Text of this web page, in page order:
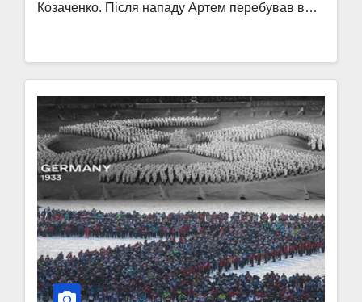
Козаченко. Після нападу Артем перебував в…